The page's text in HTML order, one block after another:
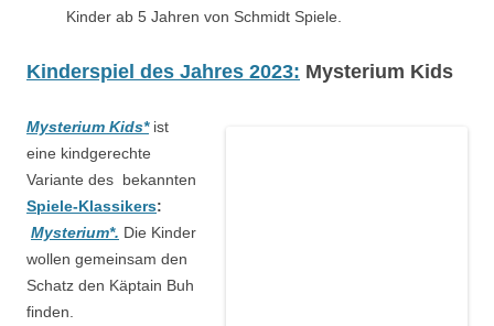
Kinder ab 5 Jahren von Schmidt Spiele.
Kinderspiel des Jahres 2023: Mysterium Kids
Mysterium Kids*ist
eine kindgerechte
Variante des bekannten
Spiele-Klassikers:
Mysterium*. Die Kinder
wollen gemeinsam den
Schatz den Käptain Buh
finden.